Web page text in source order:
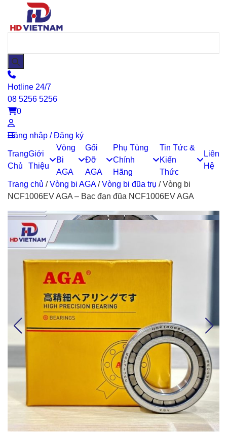
Hotline 24/7
08 5256 5256
0
Đăng nhập / Đăng ký
Trang
Chủ
Giới
Thiệu
Vòng
Bi
AGA
Gối
Đỡ
AGA
Phụ Tùng
Chính
Hãng
Tin Tức &
Kiến
Thức
Liên
Hệ
Trang chủ /Vòng bi AGA/Vòng bi đũa trụ /Vòng bi
NCF1006EV AGA – Bạc đạn đũa NCF1006EV AGA